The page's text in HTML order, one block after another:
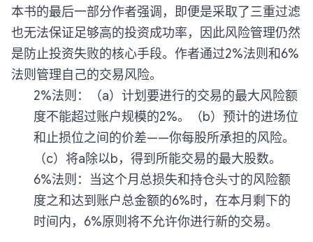
本书的最后一部分作者强调，即便是采取了三重过滤
也无法保证足够高的投资成功率，因此风险管理仍然
是防止投资失败的核心手段。作者通过2%法则和6%
法则管理自己的交易风险。
2%法则：（a）计划要进行的交易的最大风险额
度不能超过账户规模的2%。（b）预计的进场位
和止损位之间的价差——你每股所承担的风险。
（c）将a除以b，得到所能交易的最大股数。
6%法则：当这个月总损失和持仓头寸的风险额
度之和达到账户总金额的6%时，在本月剩下的
时间内，6%原则将不允许你进行新的交易。